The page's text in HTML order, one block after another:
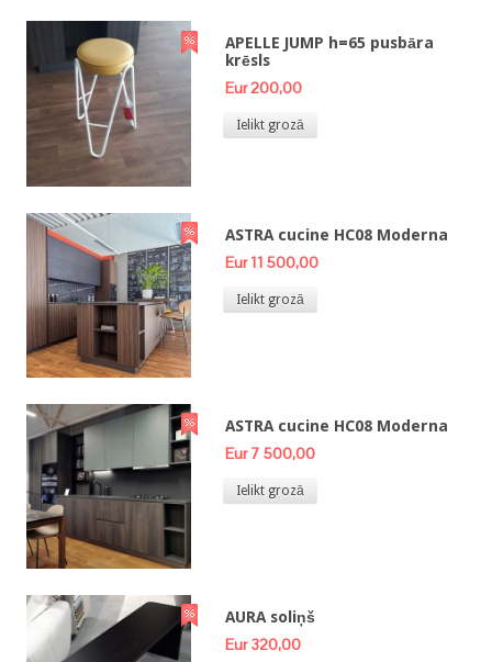
APELLE JUMP h=65 pusbāra
krēsls
Eur 200,00
Ielikt grozā
ASTRA cucine HC08 Moderna
Eur 11 500,00
Ielikt grozā
ASTRA cucine HC08 Moderna
Eur 7 500,00
Ielikt grozā
AURA soliņš
Eur 320,00